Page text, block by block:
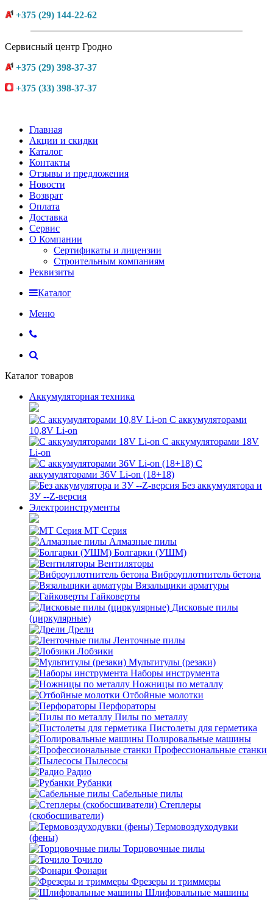
+375 (29) 144-22-62
Сервисный центр Гродно
+375 (29) 398-37-37
+375 (33) 398-37-37
Главная
Акции и скидки
Каталог
Контакты
Отзывы и предложения
Новости
Возврат
Оплата
Доставка
Сервис
О Компании
Сертификаты и лицензии
Строительным компаниям
Реквизиты
Каталог
Меню
Каталог товаров
Аккумуляторная техника
С аккумуляторами
10,8V Li-on
С аккумуляторами 18V
Li-on
С
аккумуляторами 36V Li-on (18+18)
Без аккумулятора и
ЗУ --Z-версия
Электроинструменты
MT Серия
Алмазные пилы
Болгарки (УШМ)
Вентиляторы
Виброуплотнитель бетона
Вязальщики арматуры
Гайковерты
Дисковые пилы
(циркулярные)
Дрели
Ленточные пилы
Лобзики
Мультитулы (резаки)
Наборы инструмента
Ножницы по металлу
Отбойные молотки
Перфораторы
Пилы по металлу
Пистолеты для герметика
Полировальные машины
Профессиональные станки
Пылесосы
Радио
Рубанки
Сабельные пилы
Степлеры
(скобосшиватели)
Термовоздуходувки
(фены)
Торцовочные пилы
Точило
Фонари
Фрезеры и триммеры
Шлифовальные машины